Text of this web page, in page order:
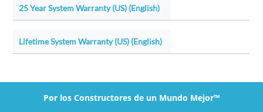
25 Year System Warranty (US) (English)
Lifetime System Warranty (US) (English)
Por los Constructores de un Mundo Mejor™